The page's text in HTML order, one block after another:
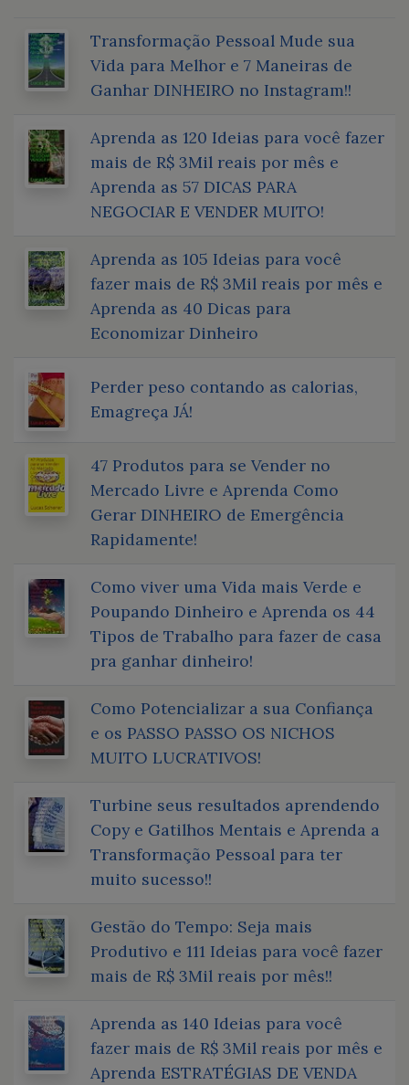
Transformação Pessoal Mude sua
Vida para Melhor e 7 Maneiras de
Ganhar DINHEIRO no Instagram!!
Aprenda as 120 Ideias para você fazer
mais de R$ 3Mil reais por mês e
Aprenda as 57 DICAS PARA
NEGOCIAR E VENDER MUITO!
Aprenda as 105 Ideias para você
fazer mais de R$ 3Mil reais por mês e
Aprenda as 40 Dicas para
Economizar Dinheiro
Perder peso contando as calorias,
Emagreça JÁ!
47 Produtos para se Vender no
Mercado Livre e Aprenda Como
Gerar DINHEIRO de Emergência
Rapidamente!
Como viver uma Vida mais Verde e
Poupando Dinheiro e Aprenda os 44
Tipos de Trabalho para fazer de casa
pra ganhar dinheiro!
Como Potencializar a sua Confiança
e os PASSO PASSO OS NICHOS
MUITO LUCRATIVOS!
Turbine seus resultados aprendendo
Copy e Gatilhos Mentais e Aprenda a
Transformação Pessoal para ter
muito sucesso!!
Gestão do Tempo: Seja mais
Produtivo e 111 Ideias para você fazer
mais de R$ 3Mil reais por mês!!
Aprenda as 140 Ideias para você
fazer mais de R$ 3Mil reais por mês e
Aprenda ESTRATÉGIAS DE VENDA